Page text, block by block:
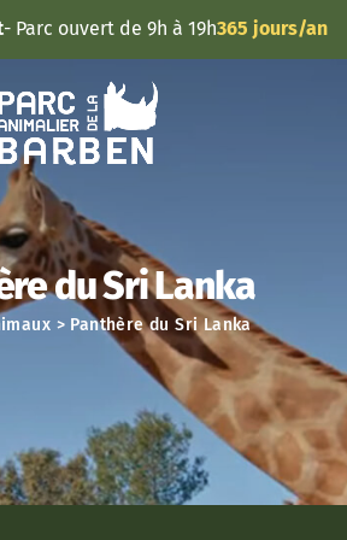
cookies
de 9h à 19h365 jours/an
du Sri Lanka
> Panthère du Sri Lanka